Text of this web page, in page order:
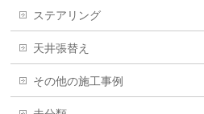
ステアリング
天井張替え
その他の施工事例